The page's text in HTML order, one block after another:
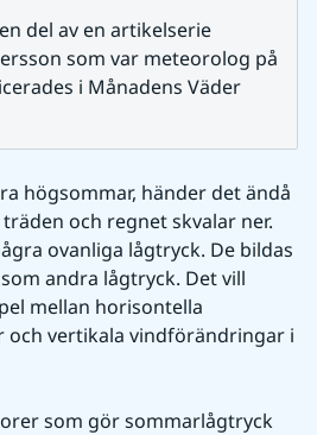
del av en artikelserie
som var meteorolog på
i Månadens Väder
högsommar, händer det ändå
och regnet skvalar ner.
ovanliga lågtryck. De bildas
andra lågtryck. Det vill
mellan horisontella
vertikala vindförändringar i
som gör sommarlågtryck